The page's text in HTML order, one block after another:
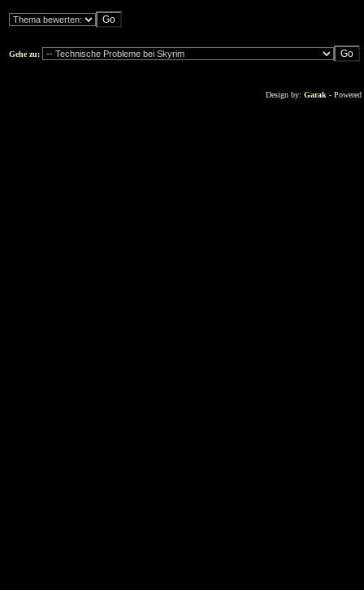
Gehe zu:
Design by: Garak -